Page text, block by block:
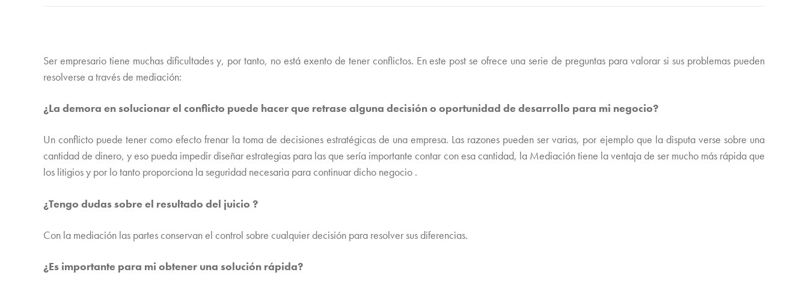
Ser empresario tiene muchas dificultades y, por tanto, no está exento de tener conflictos. En este post se ofrece una serie de preguntas para valorar si sus problemas pueden
resolverse a través de mediación:
¿La demora en solucionar el conflicto puede hacer que retrase alguna decisión o oportunidad de desarrollo para mi negocio?
Un conflicto puede tener como efecto frenar la toma de decisiones estratégicas de una empresa. Las razones pueden ser varias, por ejemplo que la disputa verse sobre una
cantidad de dinero, y eso pueda impedir diseñar estrategias para las que sería importante contar con esa cantidad, la Mediación tiene la ventaja de ser mucho más rápida que
los litigios y por lo tanto proporciona la seguridad necesaria para continuar dicho negocio .
¿Tengo dudas sobre el resultado del juicio ?
Con la mediación las partes conservan el control sobre cualquier decisión para resolver sus diferencias.
¿Es importante para mi obtener una solución rápida?